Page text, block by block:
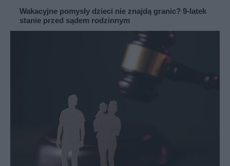
Wakacyjne pomysły dzieci nie znajdą granic? 9-latek
stanie przed sądem rodzinnym